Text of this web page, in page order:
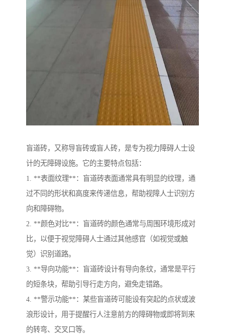
盲道砖，又称导盲砖或盲人砖，是专为视力障碍人士设
计的无障碍设施。它的主要特点包括：
1. **表面纹理**：盲道砖表面通常具有明显的纹理，通
过不同的形状和高度来传递信息，帮助视障人士识别方
向和障碍物。
2. **颜色对比**：盲道砖的颜色通常与周围环境形成对
比，以便于视觉障碍人士通过其他感官（如视觉或触
觉）识别道路。
3. **导向功能**：盲道砖设计有导向条纹，通常是平行
的短条块，帮助引导行走方向，避免走错路。
4. **警示功能**：某些盲道砖可能设有突起的点状或波
浪形设计，用于提醒行人注意前方的障碍物或即将到来
的转弯、交叉口等。